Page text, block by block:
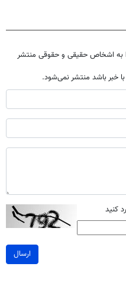
به اشخاص حقیقی و حقوقی منتشر
با خبر باشد منتشر نمی‌شود.
کنید
ارسال